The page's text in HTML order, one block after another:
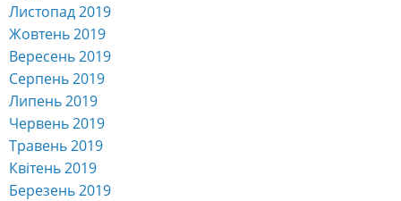
Листопад 2019
Жовтень 2019
Вересень 2019
Серпень 2019
Липень 2019
Червень 2019
Травень 2019
Квітень 2019
Березень 2019